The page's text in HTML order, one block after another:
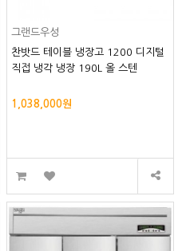
그랜드우성
찬밧드 테이블 냉장고 1200 디지털
직접 냉각 냉장 190L 올 스텐
1,038,000원